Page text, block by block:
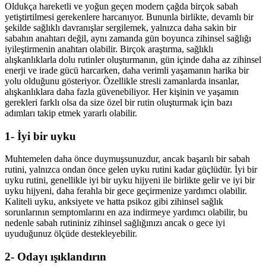
Oldukça hareketli ve yoğun geçen modern çağda birçok sabah
yetiştirtilmesi gerekenlere harcanıyor. Bununla birlikte, devamlı bir
şekilde sağlıklı davranışlar sergilemek, yalnızca daha sakin bir
sabahın anahtarı değil, aynı zamanda gün boyunca zihinsel sağlığı
iyileştirmenin anahtarı olabilir. Birçok araştırma, sağlıklı
alışkanlıklarla dolu rutinler oluşturmanın, gün içinde daha az zihinsel
enerji ve irade gücü harcarken, daha verimli yaşamanın harika bir
yolu olduğunu gösteriyor. Özellikle stresli zamanlarda insanlar,
alışkanlıklara daha fazla güvenebiliyor. Her kişinin ve yaşamın
gerekleri farklı olsa da size özel bir rutin oluşturmak için bazı
adımları takip etmek yararlı olabilir.
1- İyi bir uyku
Muhtemelen daha önce duymuşsunuzdur, ancak başarılı bir sabah
rutini, yalnızca ondan önce gelen uyku rutini kadar güçlüdür. İyi bir
uyku rutini, genellikle iyi bir uyku hijyeni ile birlikte gelir ve iyi bir
uyku hijyeni, daha ferahla bir gece geçirmenize yardımcı olabilir.
Kaliteli uyku, anksiyete ve hatta psikoz gibi zihinsel sağlık
sorunlarının semptomlarını en aza indirmeye yardımcı olabilir, bu
nedenle sabah rutininiz zihinsel sağlığınızı ancak o gece iyi
uyuduğunuz ölçüde destekleyebilir.
2- Odayı ışıklandırın